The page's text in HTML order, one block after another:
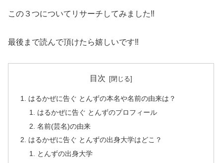
この３つについてリサーチしてみました‼
最後まで読んで頂けたら嬉しいです‼
目次
はるかぜに告ぐ とんずの本名や名前の由来は？
はるかぜに告ぐ とんずのプロフィール
名前(芸名)の由来
はるかぜに告ぐ とんずの出身大学はどこ？
とんずの出身大学